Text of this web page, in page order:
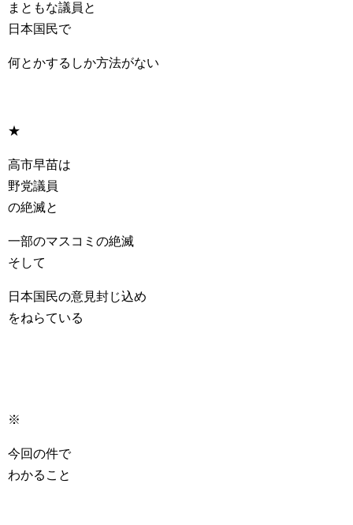
まともな議員と
日本国民で
何とかするしか方法がない
★
高市早苗は
野党議員
の絶滅と
一部のマスコミの絶滅
そして
日本国民の意見封じ込め
をねらている
※
今回の件で
わかること